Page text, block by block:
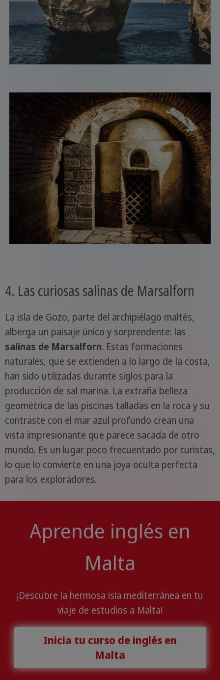
4. Las curiosas salinas de Marsalforn
La isla de Gozo, parte del archipiélago maltés,
alberga un paisaje único y sorprendente: las
salinas de Marsalforn. Estas formaciones
naturales, que se extienden a lo largo de la costa,
han sido utilizadas durante siglos para la
producción de sal marina. La extraña belleza
geométrica de las piscinas talladas en la roca y su
contraste con el mar azul profundo crean una
vista impresionante que parece sacada de otro
mundo. Es un lugar poco frecuentado por turistas,
lo que lo convierte en una joya oculta perfecta
para los exploradores.
Aprende inglés en
Malta
¡Descubre la hermosa isla mediterránea en tu
viaje de estudios a Malta!
Inicia tu curso de inglés en
Malta